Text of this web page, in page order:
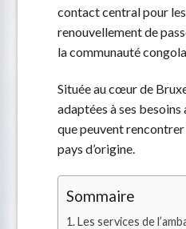
contact central pour
renouvellement de
la communauté
Située au cœur de
adaptées à ses
que peuvent rencontrer
pays d’origine.
Sommaire
Les services de